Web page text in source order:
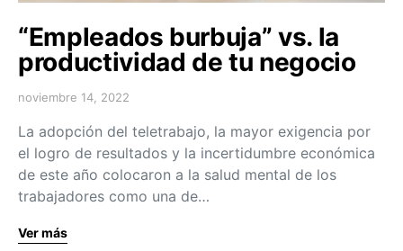
“Empleados burbuja” vs. la
productividad de tu negocio
noviembre 14, 2022
La adopción del teletrabajo, la mayor exigencia por
el logro de resultados y la incertidumbre económica
de este año colocaron a la salud mental de los
trabajadores como una de…
Ver más